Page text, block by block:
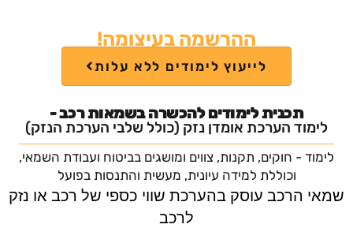
ההרשמה בעיצומה!
לייעוץ לימודים ללא עלות
תכנית לימודים להכשרה בשמאות רכב -
לימוד הערכת אומדן נזק (כולל שלבי הערכת הנזק)​
לימוד - חוקים, תקנות, צווים ומושגים בביטוח ועבודת השמאי,
וכוללת למידה עיונית, מעשית והתנסות בפועל
הרכב עוסק בהערכת שווי כספי של רכב או נזק
לרכב